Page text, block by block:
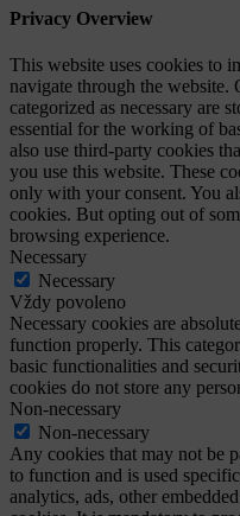
Privacy Overview
This website uses cookies to
navigate through the website.
categorized as necessary are
essential for the working of
also use third-party cookies
you use this website. These
only with your consent. You
cookies. But opting out of
browsing experience.
Necessary
Necessary
Vždy povoleno
Necessary cookies are
function properly. This
basic functionalities and
cookies do not store any
Non-necessary
Non-necessary
Any cookies that may not be
to function and is used
analytics, ads, other